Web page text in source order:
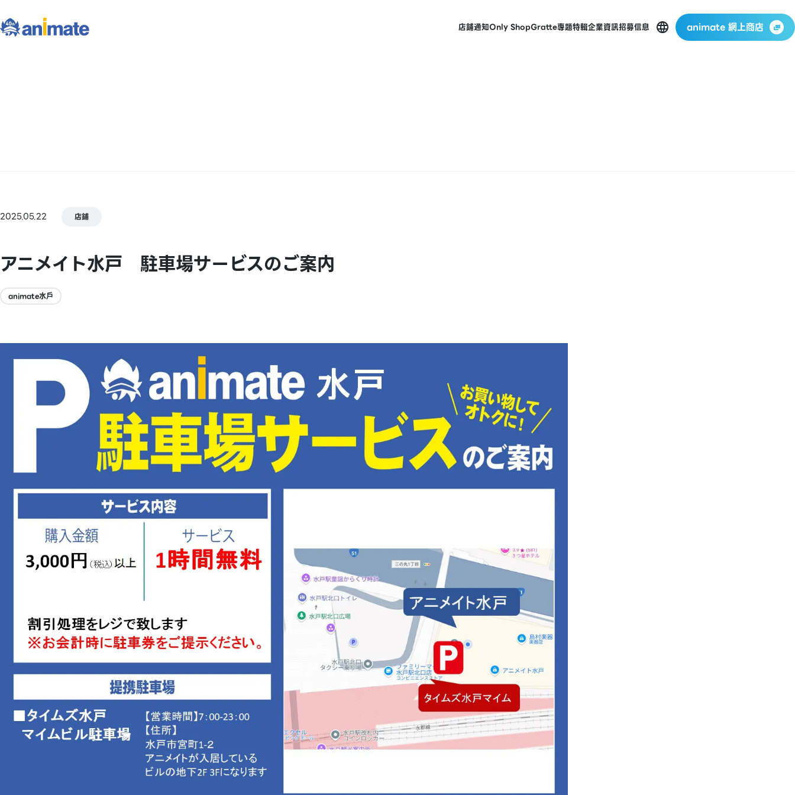
店鋪通知Only ShopGratte專題特輯企業資訊招募信息 animate 網上商店
2025.05.22 店鋪
アニメイト水戸 駐車場サービスのご案内
animate水戶